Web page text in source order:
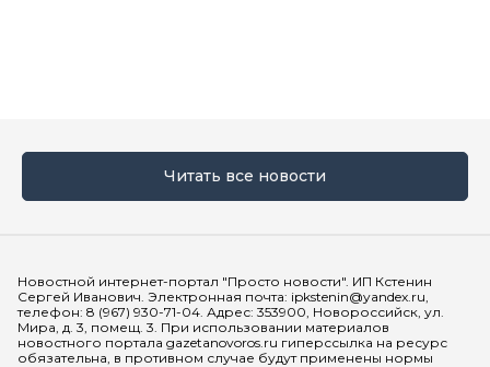
Читать все новости
Новостной интернет-портал "Просто новости". ИП Кстенин
Сергей Иванович. Электронная почта: ipkstenin@yandex.ru,
телефон: 8 (967) 930-71-04. Адрес: 353900, Новороссийск, ул.
Мира, д. 3, помещ. 3. При использовании материалов
новостного портала gazetanovoros.ru гиперссылка на ресурс
обязательна, в противном случае будут применены нормы